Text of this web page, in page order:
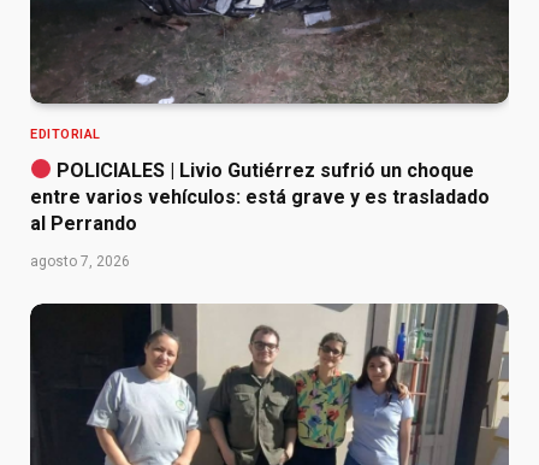
EDITORIAL
POLICIALES | Livio Gutiérrez sufrió un choque
entre varios vehículos: está grave y es trasladado
al Perrando
agosto 7, 2026